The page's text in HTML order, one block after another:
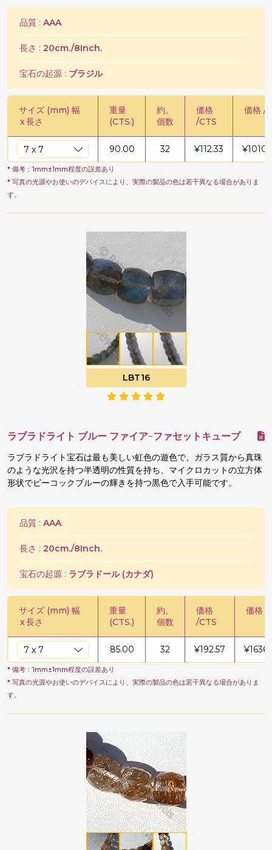
品質 : AAA
長さ : 20cm./8Inch.
宝石の起源 : ブラジル
サイズ (mm) 幅
x長さ
重量
(CTS.)
約。
個数
価格
/CTS
価格 /
90.00 32 ¥112.33 ¥
* 備考：1mm±1mm程度の誤差あり
* 写真の光源やお使いのデバイスにより、実際の製品の色は若干異なる場合がありま
す。
LBT16
ラブラドライト ブルー ファイア-ファセットキューブ
ラブラドライト宝石は最も美しい虹色の遊色で、ガラス質から真珠
のような光沢を持つ半透明の性質を持ち、マイクロカットの立方体
形状でピーコックブルーの輝きを持つ黒色で入手可能です。
品質 : AAA
長さ : 20cm./8Inch.
宝石の起源 : ラブラドール (カナダ)
サイズ (mm) 幅
x長さ
重量
(CTS.)
約。
個数
価格
/CTS
価格 /
85.00 32 ¥192.57 ¥
* 備考：1mm±1mm程度の誤差あり
* 写真の光源やお使いのデバイスにより、実際の製品の色は若干異なる場合がありま
す。